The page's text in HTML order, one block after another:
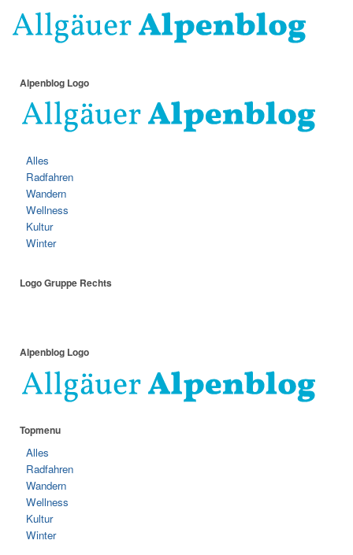
Alpenblog Logo
Alles
Radfahren
Wandern
Wellness
Kultur
Winter
Logo Gruppe Rechts
Alpenblog Logo
Topmenu
Alles
Radfahren
Wandern
Wellness
Kultur
Winter